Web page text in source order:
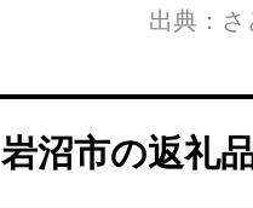
出典：さ
岩沼市の返礼